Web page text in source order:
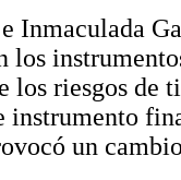
Inmaculada
los
los riesgos de
instrumento
un